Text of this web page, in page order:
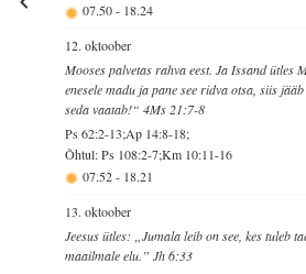
07.50- 18.24
12. oktoober
Mooses palvetas rahva eest. Ja Issand ütles
enesele madu ja pane see ridva otsa, siis
seda vaatab!“ 4Ms 21:7-8
Ps 62:2-13;Ap 14:8-18;
Õhtul: Ps 108:2-7;Km 10:11-16
07.52- 18.21
13. oktoober
Jeesus ütles: „Jumala leib on see, kes tuleb
maailmale elu.” Jh 6:33